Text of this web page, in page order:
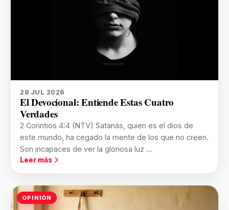
28 JUL 2026
El Devocional: Entiende Estas Cuatro
Verdades
2 Corintios 4:4 (NTV) Satanás, quien es el dios de
este mundo, ha cegado la mente de los que no creen.
Son incapaces de ver la gloriosa luz ...
Leer más
OPINIÓN